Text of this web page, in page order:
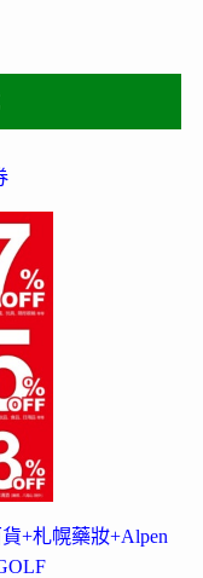
+札幌藥妝+Alpen